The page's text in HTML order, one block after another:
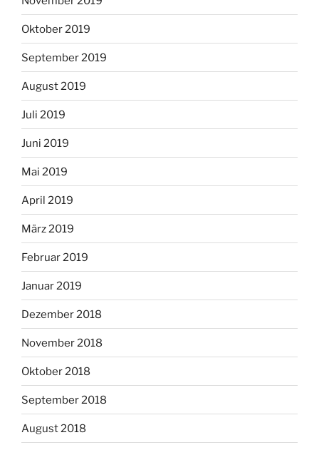
Oktober 2019
September 2019
August 2019
Juli 2019
Juni 2019
Mai 2019
April 2019
März 2019
Februar 2019
Januar 2019
Dezember 2018
November 2018
Oktober 2018
September 2018
August 2018